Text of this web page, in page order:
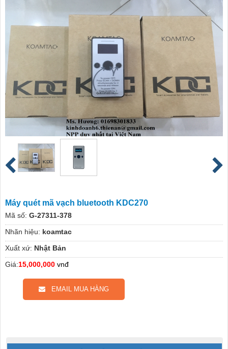
Máy quét mã vạch bluetooth KDC270
Mã số: G-27311-378
Nhãn hiệu: koamtac
Xuất xứ: Nhật Bản
Giá:15,000,000 vnđ
EMAIL MUA HÀNG